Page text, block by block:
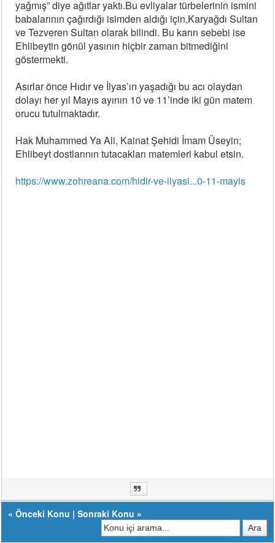
yağmış” diye ağıtlar yaktı.Bu evliyalar türbelerinin ismini
babalarının çağırdığı isimden aldığı için,Karyağdı Sultan
ve Tezveren Sultan olarak bilindi. Bu karın sebebi ise
Ehlibeytin gönül yasının hiçbir zaman bitmediğini
göstermekti.
Asırlar önce Hıdır ve İlyas’ın yaşadığı bu acı olaydan
dolayı her yıl Mayıs ayının 10 ve 11’inde iki gün matem
orucu tutulmaktadır.
Hak Muhammed Ya Ali, Kainat Şehidi İmam Üseyin;
Ehlibeyt dostlarının tutacakları matemleri kabul etsin.
https://www.zohreana.com/hidir-ve-ilyasi...0-11-mayis
«Önceki Konu |Sonraki Konu »